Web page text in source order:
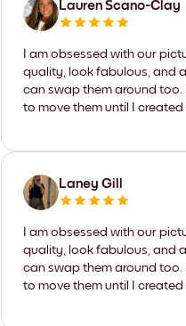
Lauren Scano-Clay
I am obsessed with our
quality, look fabulous, and
can swap them around
to move them until I
Laney Gill
I am obsessed with our
quality, look fabulous, and
can swap them around
to move them until I